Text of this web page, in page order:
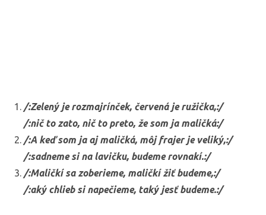
/:Zelený je rozmajrínček, červená je ružička,:/
/:nič to zato, nič to preto, že som ja maličká:/
/:A keď som ja aj maličká, môj frajer je veliký,:/
/:sadneme si na lavičku, budeme rovnakí.:/
/:Maličkí sa zoberieme, maličkí žiť budeme,:/
/:aký chlieb si napečieme, taký jesť budeme.:/